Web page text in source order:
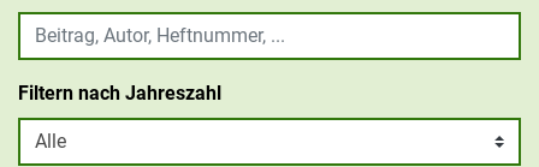
Filtern nach Jahreszahl